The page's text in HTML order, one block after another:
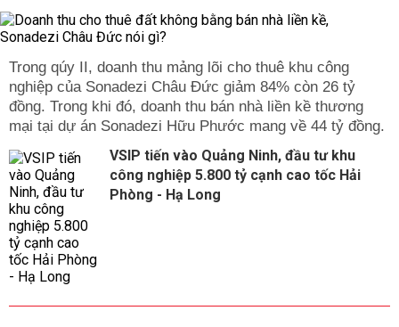
Trong qúy II, doanh thu mảng lõi cho thuê khu công
nghiệp của Sonadezi Châu Đức giảm 84% còn 26 tỷ
đồng. Trong khi đó, doanh thu bán nhà liền kề thương
mại tại dự án Sonadezi Hữu Phước mang về 44 tỷ đồng.
VSIP tiến vào Quảng Ninh, đầu tư khu
công nghiệp 5.800 tỷ cạnh cao tốc Hải
Phòng - Hạ Long